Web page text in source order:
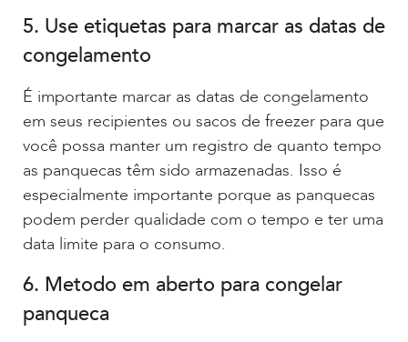
5. Use etiquetas para marcar as datas de
congelamento
É importante marcar as datas de congelamento
em seus recipientes ou sacos de freezer para que
você possa manter um registro de quanto tempo
as panquecas têm sido armazenadas. Isso é
especialmente importante porque as panquecas
podem perder qualidade com o tempo e ter uma
data limite para o consumo.
6. Metodo em aberto para congelar
panqueca